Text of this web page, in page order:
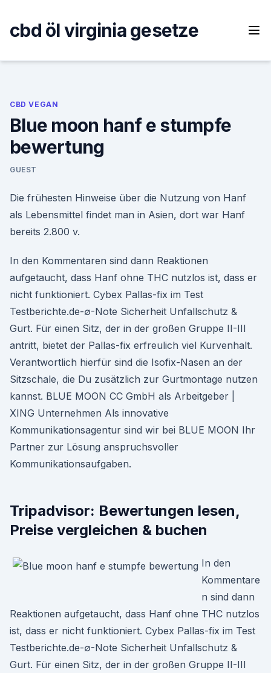
content
cbd öl virginia gesetze
CBD VEGAN
Blue moon hanf e stumpfe
bewertung
GUEST
Die frühesten Hinweise über die Nutzung von Hanf
als Lebensmittel findet man in Asien, dort war Hanf
bereits 2.800 v.
In den Kommentaren sind dann Reaktionen
aufgetaucht, dass Hanf ohne THC nutzlos ist, dass er
nicht funktioniert. Cybex Pallas-fix im Test
Testberichte.de-∅-Note Sicherheit Unfallschutz &
Gurt. Für einen Sitz, der in der großen Gruppe II-III
antritt, bietet der Pallas-fix erfreulich viel Kurvenhalt.
Verantwortlich hierfür sind die Isofix-Nasen an der
Sitzschale, die Du zusätzlich zur Gurtmontage nutzen
kannst. BLUE MOON CC GmbH als Arbeitgeber |
XING Unternehmen Als innovative
Kommunikationsagentur sind wir bei BLUE MOON Ihr
Partner zur Lösung anspruchsvoller
Kommunikationsaufgaben.
Tripadvisor: Bewertungen lesen,
Preise vergleichen & buchen
In den
Kommentare
n sind dann
Reaktionen aufgetaucht, dass Hanf ohne THC nutzlos
ist, dass er nicht funktioniert. Cybex Pallas-fix im Test
Testberichte.de-∅-Note Sicherheit Unfallschutz &
Gurt. Für einen Sitz, der in der großen Gruppe II-III